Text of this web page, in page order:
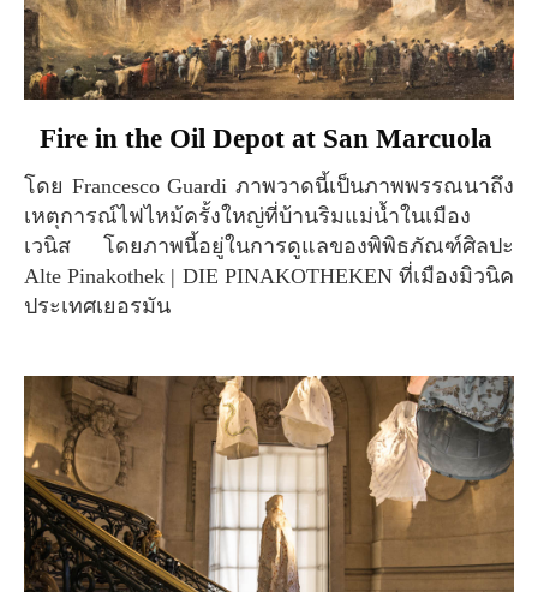
Fire in the Oil Depot at San Marcuola
โดย Francesco Guardi ภาพวาดนี้เป็นภาพพรรณนาถึง
เหตุการณ์ไฟไหม้ครั้งใหญ่ที่บ้านริมแม่น้ำในเมือง
เวนิส โดยภาพนี้อยู่ในการดูแลของพิพิธภัณฑ์ศิลปะ
Alte Pinakothek | DIE PINAKOTHEKEN ที่เมืองมิวนิค
ประเทศเยอรมัน